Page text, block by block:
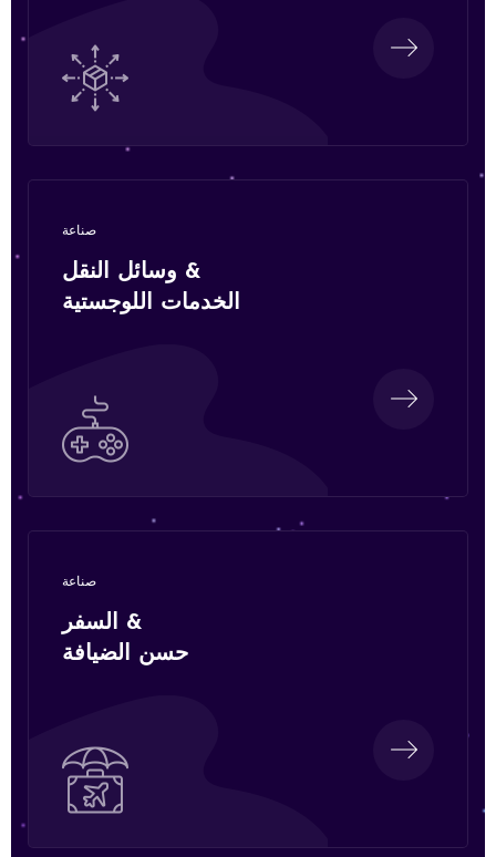
صناعة
وسائل النقل &
الخدمات اللوجستية
صناعة
السفر &
حسن الضيافة